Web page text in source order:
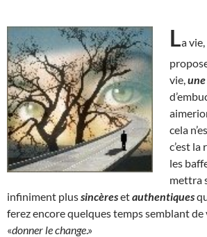
La vie,
vie,
cela
c’est
les
mettra
infiniment plussincèresetauthentiques
ferez encore quelques temps semblant
«donner le change.»